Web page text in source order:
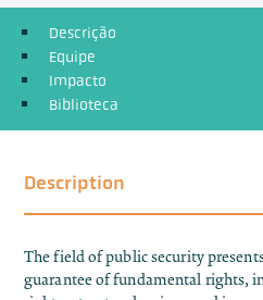
Descrição
Equipe
Impacto
Biblioteca
Description
The field of public security
guarantee of fundamental rights,